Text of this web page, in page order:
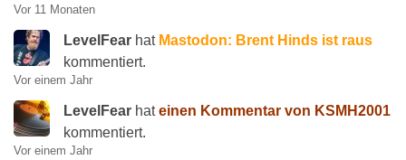
Vor 11 Monaten
LevelFear hat Mastodon: Brent Hinds ist raus
kommentiert.
Vor einem Jahr
LevelFear hateinen Kommentar von KSMH2001
kommentiert.
Vor einem Jahr